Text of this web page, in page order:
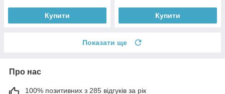
Купити Купити
Показати ще
Про нас
100% позитивних з 285 відгуків за рік